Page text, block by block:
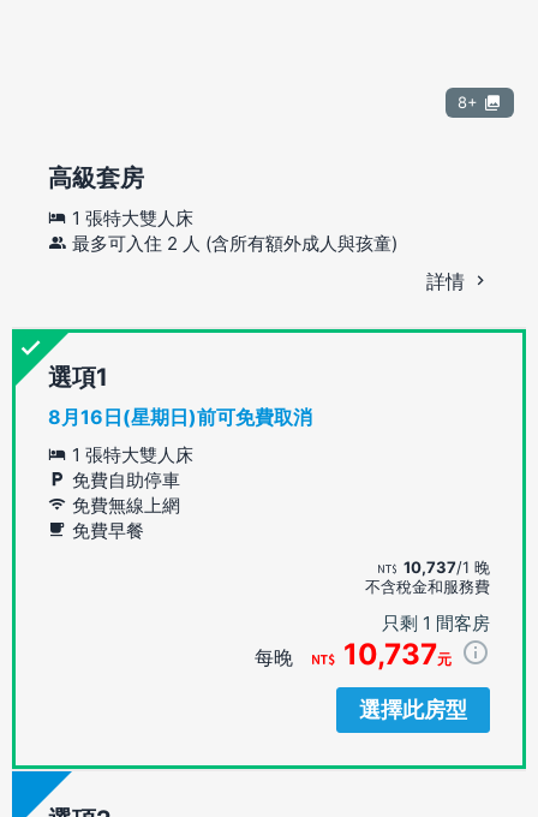
8+
高級套房
1 張特大雙人床
最多可入住 2 人 (含所有額外成人與孩童)
詳情
選項
8月16日(星期日)前可免費取消
1 張特大雙人床
免費自助停車
免費無線上網
免費早餐
10,737/1 晚
不含稅金和服務費
只剩 1 間客房
每晚 10,737元
選擇此房型